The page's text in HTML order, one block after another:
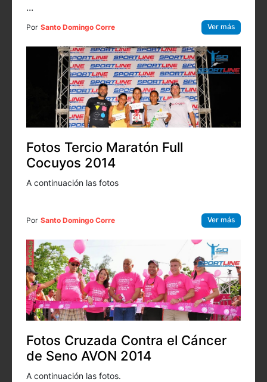
...
Por Santo Domingo Corre Ver más
Fotos Tercio Maratón Full
Cocuyos 2014
A continuación las fotos
Por Santo Domingo Corre Ver más
Fotos Cruzada Contra el Cáncer
de Seno AVON 2014
A continuación las fotos.